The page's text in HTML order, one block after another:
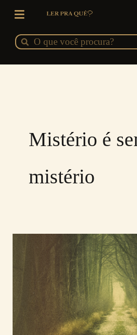
conteúdo
Pesquisar
Pesquisar
Mistério é
mistério